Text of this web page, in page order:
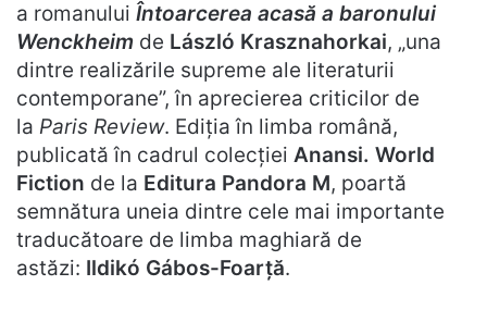
a romanului Întoarcerea acasă a baronului
Wenckheim de László Krasznahorkai, „una
dintre realizările supreme ale literaturii
contemporane”, în aprecierea criticilor de
la Paris Review. Ediția în limba română,
publicată în cadrul colecției Anansi. World
Fiction de la Editura Pandora M, poartă
semnătura uneia dintre cele mai importante
traducătoare de limba maghiară de
astăzi: Ildikó Gábos-Foarță.